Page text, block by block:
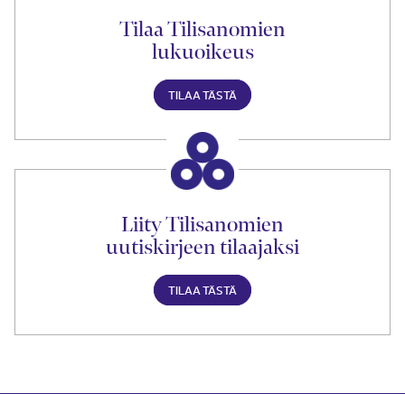
Tilaa Tilisanomien
lukuoikeus
TILAA TÄSTÄ
Liity Tilisanomien
uutiskirjeen tilaajaksi
TILAA TÄSTÄ